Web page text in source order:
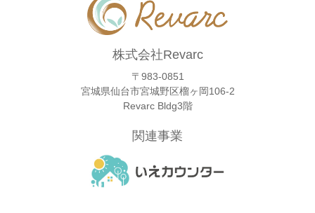
株式会社Revarc
〒983-0851
宮城県仙台市宮城野区榴ヶ岡106-2
Revarc Bldg3階
関連事業